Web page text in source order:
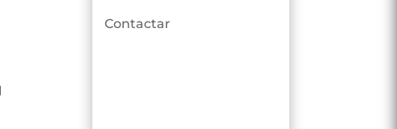
Contactar